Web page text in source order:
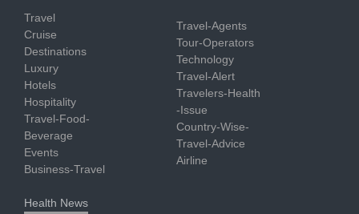
Travel
Cruise
Destinations
Luxury
Hotels
Hospitality
Travel-Food-
Beverage
Events
Business-Travel
Travel-Agents
Tour-Operators
Technology
Travel-Alert
Travelers-Health
-Issue
Country-Wise-
Travel-Advice
Airline
Health News